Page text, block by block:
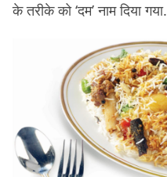
के तरीके को ‘दम’ नाम दिया गया.